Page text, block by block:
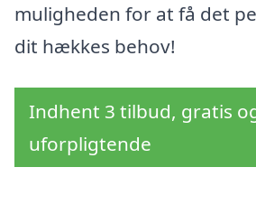
muligheden for at få det
dit hækkes behov!
Indhent 3 tilbud, gratis
uforpligtende